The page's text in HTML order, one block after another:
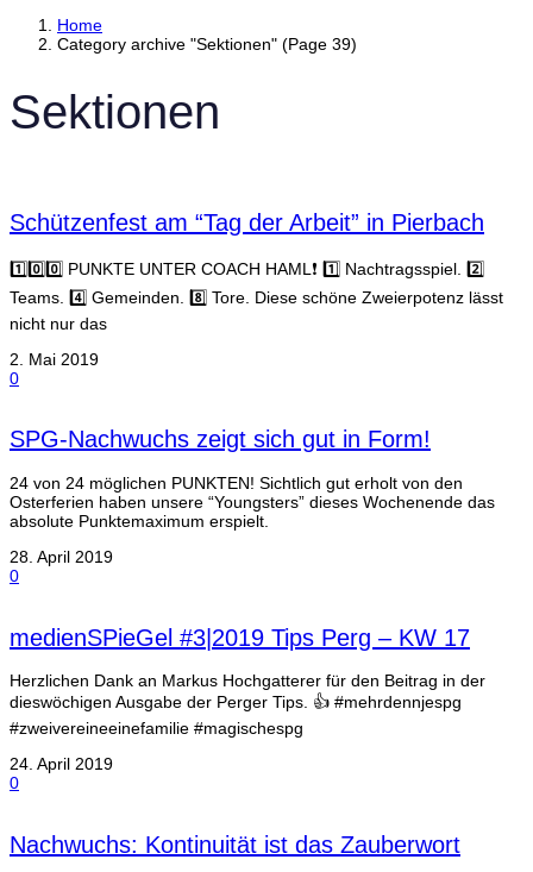
Home
Category archive "Sektionen" (Page 39)
Sektionen
Schützenfest am “Tag der Arbeit” in Pierbach
1️⃣0️⃣0️⃣ PUNKTE UNTER COACH HAML❗️ 1️⃣ Nachtragsspiel. 2️⃣
Teams. 4️⃣ Gemeinden. 8️⃣ Tore. Diese schöne Zweierpotenz lässt
nicht nur das
2. Mai 2019
0
SPG-Nachwuchs zeigt sich gut in Form!
24 von 24 möglichen PUNKTEN! Sichtlich gut erholt von den
Osterferien haben unsere “Youngsters” dieses Wochenende das
absolute Punktemaximum erspielt.
28. April 2019
0
medienSPieGel #3|2019 Tips Perg – KW 17
Herzlichen Dank an Markus Hochgatterer für den Beitrag in der
dieswöchigen Ausgabe der Perger Tips. 👍 #mehrdennjespg
#zweivereineeinefamilie #magischespg
24. April 2019
0
Nachwuchs: Kontinuität ist das Zauberwort